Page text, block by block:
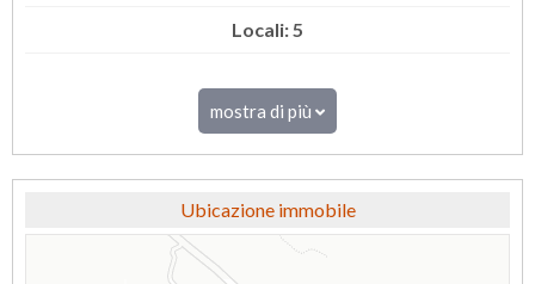
Locali: 5
mostra di più
Ubicazione immobile